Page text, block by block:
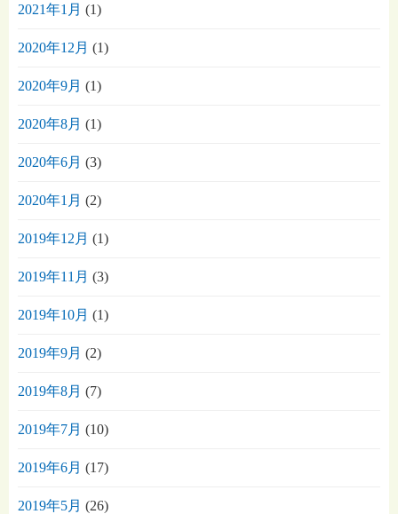
2021年1月 (1)
2020年12月 (1)
2020年9月 (1)
2020年8月 (1)
2020年6月 (3)
2020年1月 (2)
2019年12月 (1)
2019年11月 (3)
2019年10月 (1)
2019年9月 (2)
2019年8月 (7)
2019年7月 (10)
2019年6月 (17)
2019年5月 (26)